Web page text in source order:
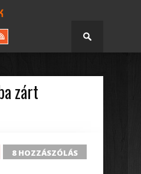
zárt
8 HOZZÁSZÓLÁS